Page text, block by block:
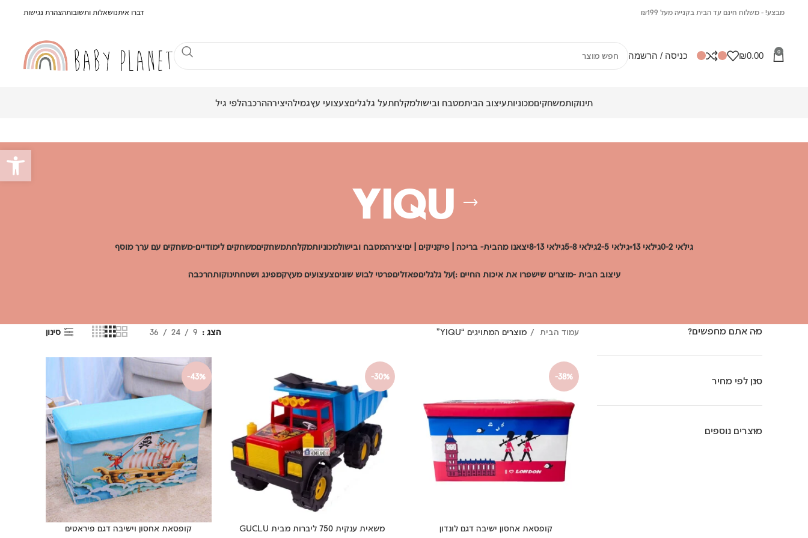
מבצע! - משלוח חינם עד הבית בקנייה מעל ₪199 דברו איתנושאלות ותשובותהצהרת נגישות
0
₪0.00 כניסה / הרשמה
תינוקותמשחקיםמכוניותעיצוב הביתמטבח ובישולמקלחתעל גלגליםצעצועי עץגמילהיצירההרכבהלפי גיל
YIQU
גילאי 0-2 גילאי 13+ גילאי 2-5 גילאי 5-8 גילאי 8-13 יצאנו מהבית- בריכה | פיקניקים | יםיצירהמטבח ובישולמכוניותמקלחתמשחקיםמשחקים לימודיים-משחקים עם ערך מוסף
עיצוב הבית -מוצרים שישפרו את איכות החיים :)על גלגליםפאזליםפרטי לבוש שוניםצעצועים מעץקמפינג ושטחתינוקותהרכבה
מה אתם מחפשים?
סנן לפי מחיר
מוצרים נוספים
עמוד הבית מוצרים המתויגים “YIQU” הצג 9
24
36 סינון
-38%
קופסאת אחסון ישיבה דגם לונדון
-30%
משאית ענקית 750 ליברות מבית GUCLU
-43%
קופסאת אחסון וישיבה דגם פיראטים
פתח